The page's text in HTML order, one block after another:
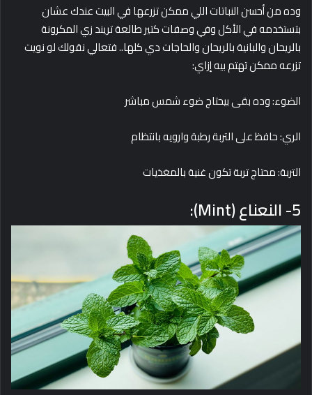
وده من أحسن النباتات اللي ممكن تزرعها في البيت عندك عشان
بتستخدمه في الأكل وفي وصفات كتير طالعة تريند زي المكرونة
بالريحان والبانية بالريحان والحاجات دي كلها.. فتعالي نقولك لو نويت
تزرعه ممكن تهتم بيه إزاي:
الضوء: وده بقى بيحتاج ضوء شمس مباشر
الري: حافظ على التربة رطبة وارويه بانتظام
التربة: محتاج تربة تكون غنية بالمغذيات
5- النعناع (Mint):